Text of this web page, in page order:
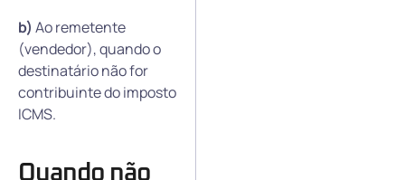
b) Ao remetente
(vendedor), quando o
destinatário não for
contribuinte do imposto
ICMS.
Quando não